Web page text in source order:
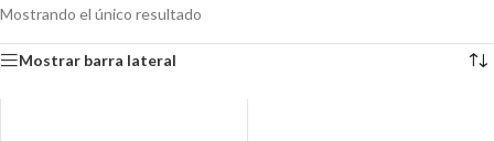
Mostrando el único resultado
Mostrar barra lateral